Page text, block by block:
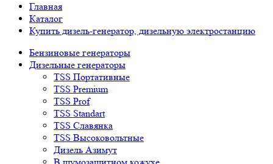
Главная
Каталог
Купить дизель-генератор, дизельную электростанцию
Бензиновые генераторы
Дизельные генераторы
TSS Портативные
TSS Premium
TSS Prof
TSS Standart
TSS Славянка
TSS Высоковольтные
Дизель Азимут